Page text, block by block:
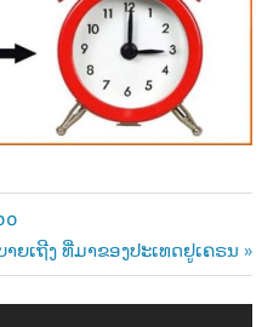
໐
າຍເຖີງ ທີ່ມາຂອງປະເທດຢູເຄຣນ